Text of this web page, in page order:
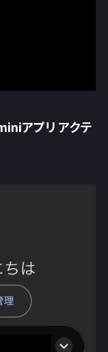
アプリ アクテ